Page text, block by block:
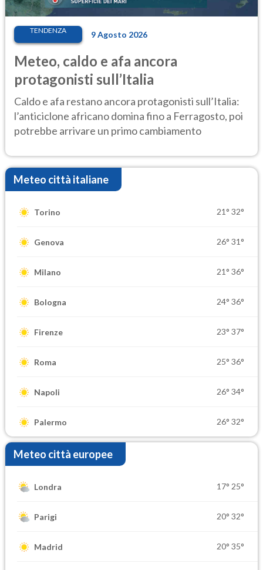
TENDENZA 9 Agosto 2026
Meteo, caldo e afa ancora
protagonisti sull’Italia
Caldo e afa restano ancora protagonisti sull’Italia:
l’anticiclone africano domina fino a Ferragosto, poi
potrebbe arrivare un primo cambiamento
Meteo città italiane
Torino 21° 32°
Genova 26° 31°
Milano 21° 36°
Bologna 24° 36°
Firenze 23° 37°
Roma 25° 36°
Napoli 26° 34°
Palermo 26° 32°
Meteo città europee
Londra 17° 25°
Parigi 20° 32°
Madrid 20° 35°